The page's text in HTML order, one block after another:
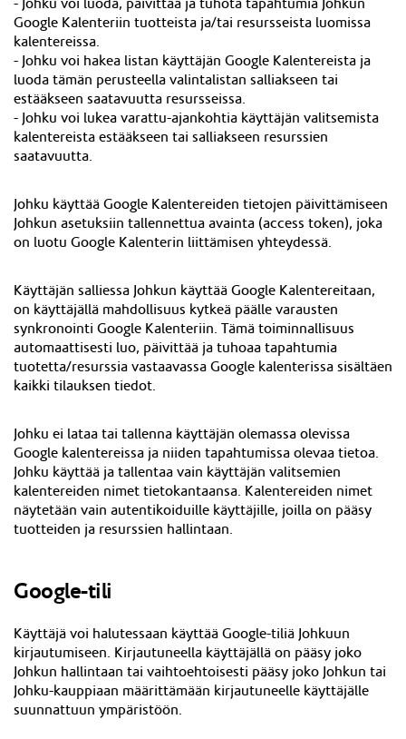
- Johku voi luoda, päivittää ja tuhota tapahtumia Johkun
Google Kalenteriin tuotteista ja/tai resursseista luomissa
kalentereissa.
- Johku voi hakea listan käyttäjän Google Kalentereista ja
luoda tämän perusteella valintalistan salliakseen tai
estääkseen saatavuutta resursseissa.
- Johku voi lukea varattu-ajankohtia käyttäjän valitsemista
kalentereista estääkseen tai salliakseen resurssien
saatavuutta.
Johku käyttää Google Kalentereiden tietojen päivittämiseen
Johkun asetuksiin tallennettua avainta (access token), joka
on luotu Google Kalenterin liittämisen yhteydessä.
Käyttäjän salliessa Johkun käyttää Google Kalentereitaan,
on käyttäjällä mahdollisuus kytkeä päälle varausten
synkronointi Google Kalenteriin. Tämä toiminnallisuus
automaattisesti luo, päivittää ja tuhoaa tapahtumia
tuotetta/resurssia vastaavassa Google kalenterissa sisältäen
kaikki tilauksen tiedot.
Johku ei lataa tai tallenna käyttäjän olemassa olevissa
Google kalentereissa ja niiden tapahtumissa olevaa tietoa.
Johku käyttää ja tallentaa vain käyttäjän valitsemien
kalentereiden nimet tietokantaansa. Kalentereiden nimet
näytetään vain autentikoiduille käyttäjille, joilla on pääsy
tuotteiden ja resurssien hallintaan.
Google-tili
Käyttäjä voi halutessaan käyttää Google-tiliä Johkuun
kirjautumiseen. Kirjautuneella käyttäjällä on pääsy joko
Johkun hallintaan tai vaihtoehtoisesti pääsy joko Johkun tai
Johku-kauppiaan määrittämään kirjautuneelle käyttäjälle
suunnattuun ympäristöön.